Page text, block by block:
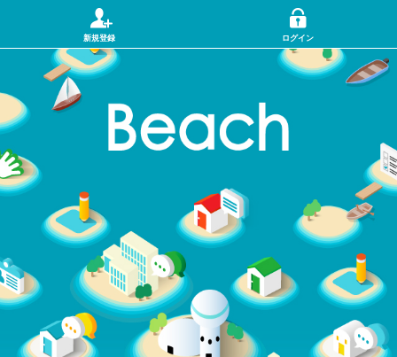
新規登録 ログイン